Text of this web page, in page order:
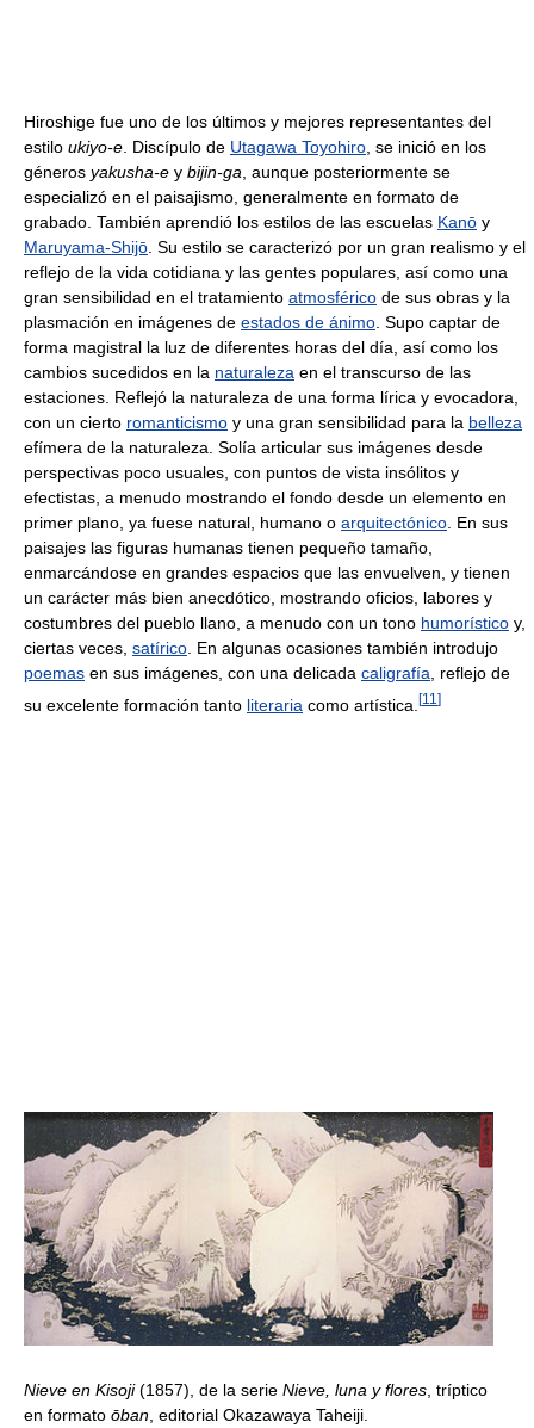
Hiroshige fue uno de los últimos y mejores representantes del
estilo ukiyo-e . Discípulo de Utagawa Toyohiro , se inició en los
géneros yakusha-e y bijin-ga , aunque posteriormente se
especializó en el paisajismo, generalmente en formato de
grabado. También aprendió los estilos de las escuelas Kanō y
Maruyama-Shijō . Su estilo se caracterizó por un gran realismo y el
reflejo de la vida cotidiana y las gentes populares, así como una
gran sensibilidad en el tratamiento atmosférico de sus obras y la
plasmación en imágenes de estados de ánimo . Supo captar de
forma magistral la luz de diferentes horas del día, así como los
cambios sucedidos en la naturaleza en el transcurso de las
estaciones. Reflejó la naturaleza de una forma lírica y evocadora,
con un cierto romanticismo y una gran sensibilidad para la belleza
efímera de la naturaleza. Solía articular sus imágenes desde
perspectivas poco usuales, con puntos de vista insólitos y
efectistas, a menudo mostrando el fondo desde un elemento en
primer plano, ya fuese natural, humano o arquitectónico . En sus
paisajes las figuras humanas tienen pequeño tamaño,
enmarcándose en grandes espacios que las envuelven, y tienen
un carácter más bien anecdótico, mostrando oficios, labores y
costumbres del pueblo llano, a menudo con un tono humorístico y,
ciertas veces, satírico . En algunas ocasiones también introdujo
poemas en sus imágenes, con una delicada caligrafía , reflejo de
su excelente formación tanto literaria como artística. [11 ]
Nieve en Kisoji(1857), de la serie Nieve, luna y flores , tríptico
en formato ōban , editorial Okazawaya Taheiji.